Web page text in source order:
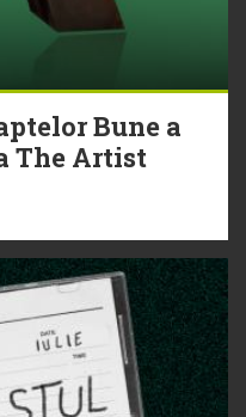
Bune a
The Artist